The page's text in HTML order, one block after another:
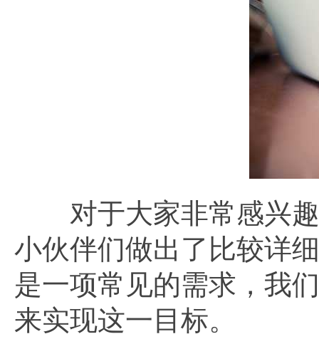
对于大家非常感兴趣
小伙伴们做出了比较详
是一项常见的需求，我
来实现这一目标。